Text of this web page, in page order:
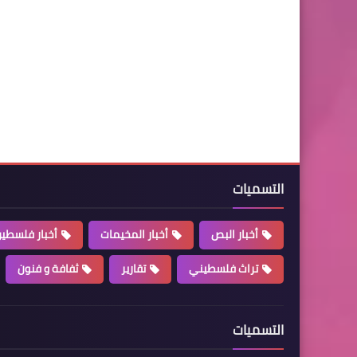
التسميات
أخبار البص أخبار المخيمات أخبار
تراث فلسطيني
تقارير ثفافة و فنون
التسميات